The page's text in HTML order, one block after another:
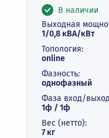
В наличии
Выходная
1/0,8 кВА/кВт
Топология:
online
Фазность:
однофазный
Фаза вход/
1ф / 1ф
Вес (нетто):
7 кг